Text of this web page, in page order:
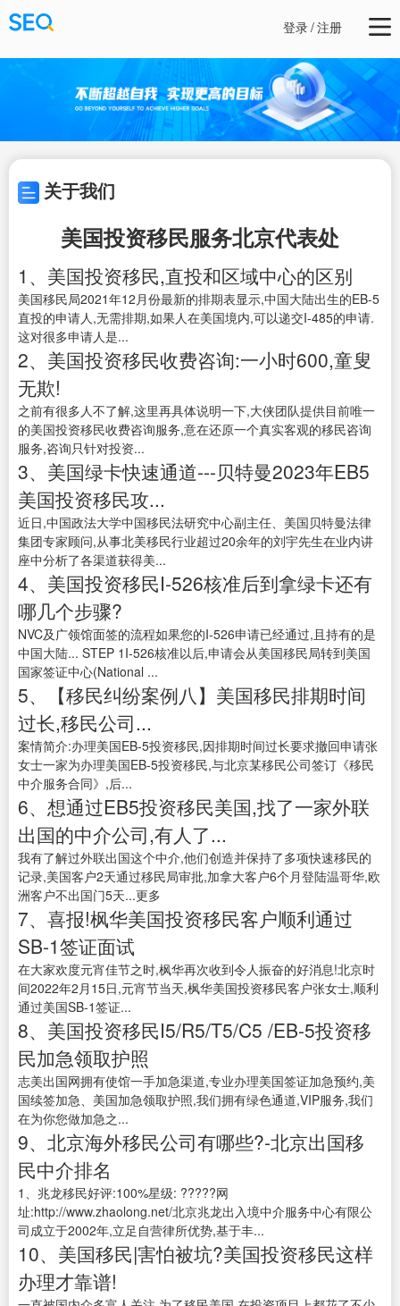
登录/注册
关于我们
美国投资移民服务北京代表处
1、美国投资移民,直投和区域中心的区别
美国移民局2021年12月份最新的排期表显示,中国大陆出生的EB-5
直投的申请人,无需排期,如果人在美国境内,可以递交I-485的申请.
这对很多申请人是...
2、美国投资移民收费咨询:一小时600,童叟
无欺!
之前有很多人不了解,这里再具体说明一下,大侠团队提供目前唯一
的美国投资移民收费咨询服务,意在还原一个真实客观的移民咨询
服务,咨询只针对投资...
3、美国绿卡快速通道---贝特曼2023年EB5
美国投资移民攻...
近日,中国政法大学中国移民法研究中心副主任、美国贝特曼法律
集团专家顾问,从事北美移民行业超过20余年的刘宇先生在业内讲
座中分析了各渠道获得美...
4、美国投资移民I-526核准后到拿绿卡还有
哪几个步骤?
NVC及广领馆面签的流程如果您的I-526申请已经通过,且持有的是
中国大陆... STEP 1I-526核准以后,申请会从美国移民局转到美国
国家签证中心(National ...
5、【移民纠纷案例八】美国移民排期时间
过长,移民公司...
案情简介:办理美国EB-5投资移民,因排期时间过长要求撤回申请张
女士一家为办理美国EB-5投资移民,与北京某移民公司签订《移民
中介服务合同》,后...
6、想通过EB5投资移民美国,找了一家外联
出国的中介公司,有人了...
我有了解过外联出国这个中介,他们创造并保持了多项快速移民的
记录,美国客户2天通过移民局审批,加拿大客户6个月登陆温哥华,欧
洲客户不出国门5天...更多
7、喜报!枫华美国投资移民客户顺利通过
SB-1签证面试
在大家欢度元宵佳节之时,枫华再次收到令人振奋的好消息!北京时
间2022年2月15日,元宵节当天,枫华美国投资移民客户张女士,顺利
通过美国SB-1签证...
8、美国投资移民I5/R5/T5/C5 /EB-5投资移
民加急领取护照
志美出国网拥有使馆一手加急渠道,专业办理美国签证加急预约,美
国续签加急、美国加急领取护照,我们拥有绿色通道,VIP服务,我们
在为你您做加急之...
9、北京海外移民公司有哪些?-北京出国移
民中介排名
1、兆龙移民好评:100%星级: ?????网
址:http://www.zhaolong.net/北京兆龙出入境中介服务中心有限公
司成立于2002年,立足自营律所优势,基于丰...
10、美国移民|害怕被坑?美国投资移民这样
办理才靠谱!